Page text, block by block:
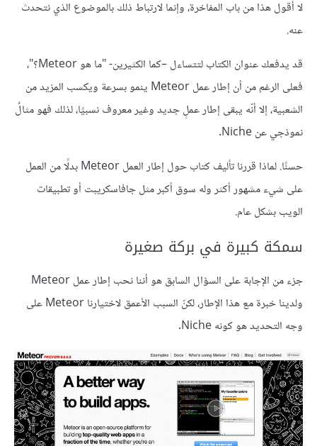
لا أقول هذا من باب المفاخرة، وإنما لارتباط ذلك بالموضوع الذي نتحدث
عنه.
قد يدفعك عنوان الكتاب لتتساءل –كما الكثيرين- "ما هو Meteor؟"،
فعلى الرغم من أن إطار عمل Meteor ينمو بسرعة ويكسب المزيد من
الشعبية، إلا أنّه يبقى إطار عملٍ جديد وغير معروف نسبيًا، لذلك فهو مثالٌ
نموذجي عن Niche.
حسنًا. لماذا قررنا تأليف كتاب حول إطار العمل Meteor بدلًا من العمل
على شيء مشهور أكثر وله سوق أكبر مثل جافاسكريبت أو تطبيقات
الويب بشكل عام.
سمكة كبيرة في بركة صغيرة
جزء من الإجابة على السؤال السابق هو أننا نحب إطار عمل Meteor
ولدينا خبرة مع هذا الإطار، لكنّ السبب الأعمق لاختيارنا Meteor على
وجه التحديد هو كونه Niche.